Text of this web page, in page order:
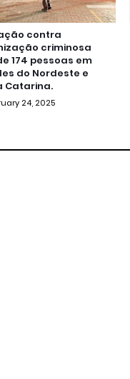
contra
criminosa
174 pessoas em
do Nordeste e
Catarina.
24, 2025